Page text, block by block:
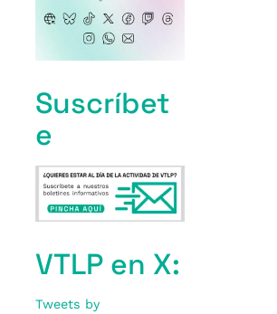
Suscríbet
e
VTLP en X:
Tweets by